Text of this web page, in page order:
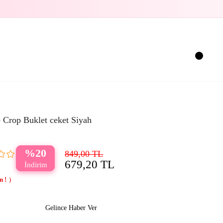
Crop Buklet ceket Siyah
20 849,00 TL
679,20 TL
Gelince Haber Ver